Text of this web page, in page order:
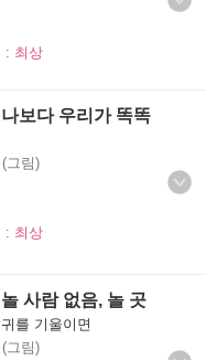
: 최상
보다 우리가 똑똑
(그림)
: 최상
사람 없음, 놀 곳
귀를 기울이면
(그림)